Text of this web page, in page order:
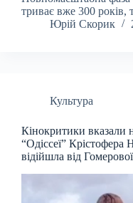
триває вже 300 років,
Юрій Скорик
Культура
Кінокритики вказали
“Одіссеї” Крістофера
відійшла від